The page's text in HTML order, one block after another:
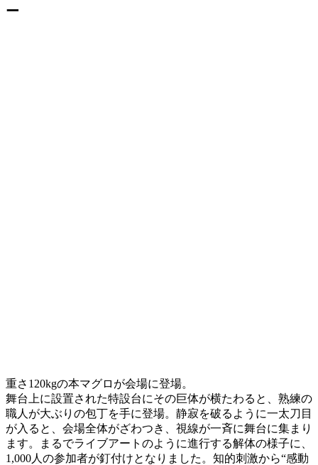
ー
重さ120kgの本マグロが会場に登場。
舞台上に設置された特設台にその巨体が横たわると、熟練の
職人が大ぶりの包丁を手に登場。静寂を破るように一太刀目
が入ると、会場全体がざわつき、視線が一斉に舞台に集まり
ます。まるでライブアートのように進行する解体の様子に、
1,000人の参加者が釘付けとなりました。知的刺激から“感動